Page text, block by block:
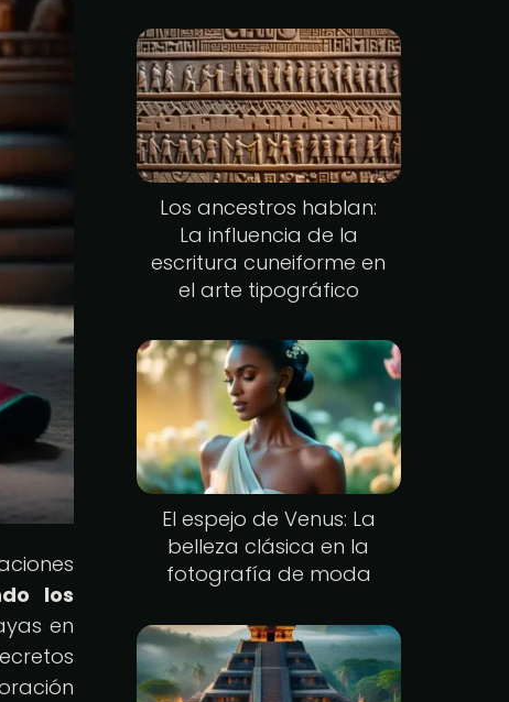
los
en
Los ancestros hablan:
La influencia de la
escritura cuneiforme en
el arte tipográfico
El espejo de Venus: La
belleza clásica en la
fotografía de moda